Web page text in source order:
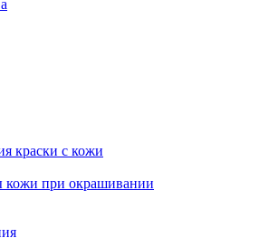
краски с кожи
кожи при окрашивании